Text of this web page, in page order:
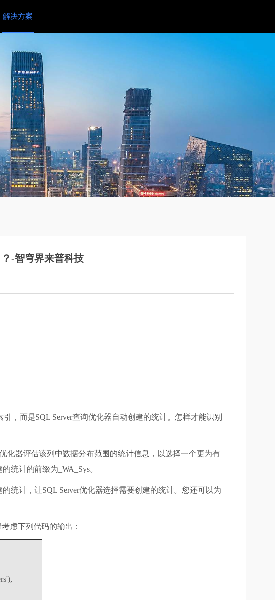
？-智穹界来普科技
解决方案
-智穹界来普科技
，而是SQL Server查询优化器自动创建的统计。怎样才能识别
化器评估该列中数据分布范围的统计信息，以选择一个更为有
统计的前缀为_WA_Sys。
统计，让SQL Server优化器选择需要创建的统计。您还可以为
虑下列代码的输出：